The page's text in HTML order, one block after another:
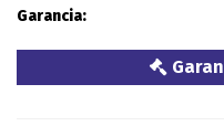
Garancia: